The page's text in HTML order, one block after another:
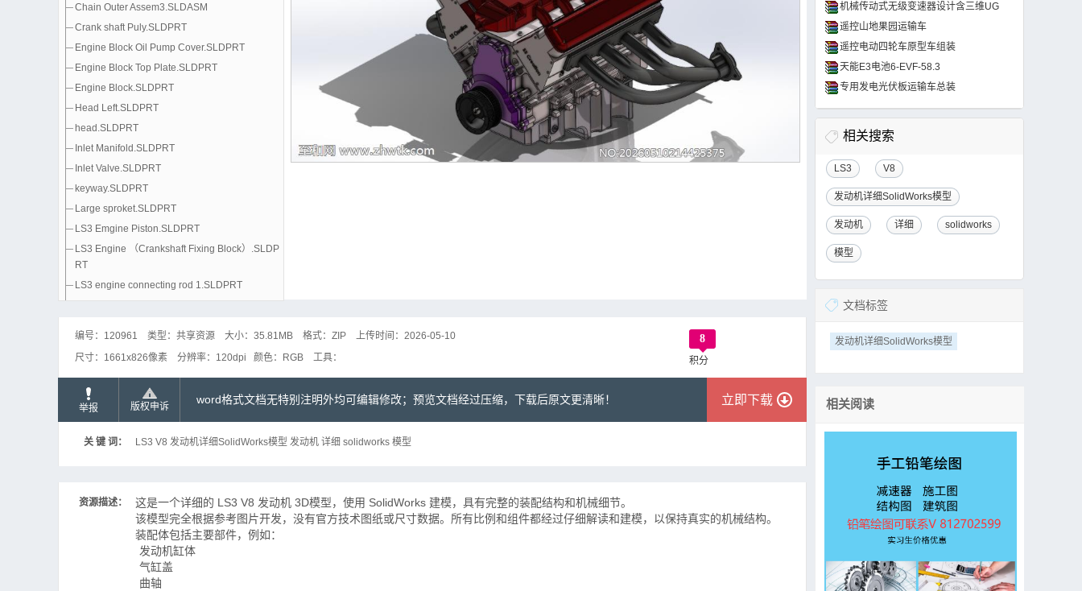
Chain Outer Assem3.SLDASM
Crank shaft Puly.SLDPRT
Engine Block Oil Pump Cover.SLDPRT
Engine Block Top Plate.SLDPRT
Engine Block.SLDPRT
Head Left.SLDPRT
head.SLDPRT
Inlet Manifold.SLDPRT
Inlet Valve.SLDPRT
keyway.SLDPRT
Large sproket.SLDPRT
LS3 Emgine Piston.SLDPRT
LS3 Engine （Crankshaft Fixing Block）.SLDP
RT
LS3 engine connecting rod 1.SLDPRT
Outlet 2.SLDPRT
Outlet Valve.SLDPRT
Outlet.SLDPRT
Push Rod.SLDPRT
Right Cover.SLDPRT
编号： 120961 类型： 共享资源 大小： 35.81MB 格式： ZIP 上传时间： 2026-05-10
尺寸： 1661x826像素 分辨率： 120dpi 颜色： RGB 工具：
8
积分
举报 版权申诉
word格式文档无特别注明外均可编辑修改；预览文档经过压缩，下载后原文更清晰！ 立即下载
关 键 词： LS3 V8 发动机详细SolidWorks模型 发动机 详细 solidworks 模型
资源描述：
这是一个详细的 LS3 V8 发动机 3D模型，使用 SolidWorks 建模，具有完整的装配结构和机械细节。
该模型完全根据参考图片开发，没有官方技术图纸或尺寸数据。所有比例和组件都经过仔细解读和建模，以保持真实的机械结构。
装配体包括主要部件，例如：
发动机缸体
气缸盖
曲轴
机械传动式无级变速器设计含三维UG
遥控山地果园运输车
遥控电动四轮车原型车组装
天能E3电池6-EVF-58.3
专用发电光伏板运输车总装
相关搜索
LS3 V8
发动机详细SolidWorks模型
发动机 详细 solidworks
模型
文档标签
发动机详细SolidWorks模型
相关阅读